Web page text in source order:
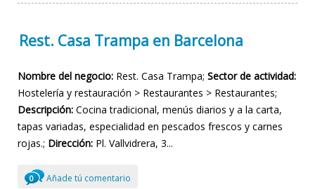
Rest. Casa Trampa en Barcelona
Nombre del negocio: Rest. Casa Trampa; Sector de actividad:
Hostelería y restauración > Restaurantes > Restaurantes;
Descripción: Cocina tradicional, menús diarios y a la carta,
tapas variadas, especialidad en pescados frescos y carnes
rojas.; Dirección: Pl. Vallvidrera, 3...
0 Añade tú comentario